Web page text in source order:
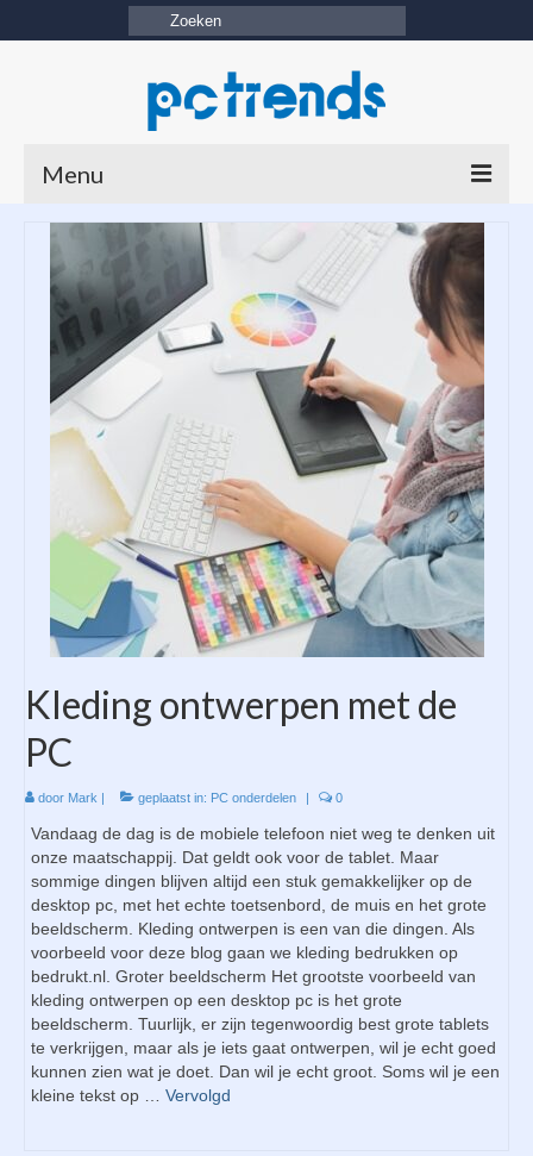
Zoeken
naar:
Menu
Linkpartners
Internet
Software
Hardware
Pc onderdelen
Netwerk
Tablets
Laptops
Blog
Kleding ontwerpen met de
PC
door Mark | geplaatst in: PC onderdelen | 0
Vandaag de dag is de mobiele telefoon niet weg te denken uit
onze maatschappij. Dat geldt ook voor de tablet. Maar
sommige dingen blijven altijd een stuk gemakkelijker op de
desktop pc, met het echte toetsenbord, de muis en het grote
beeldscherm. Kleding ontwerpen is een van die dingen. Als
voorbeeld voor deze blog gaan we kleding bedrukken op
bedrukt.nl. Groter beeldscherm Het grootste voorbeeld van
kleding ontwerpen op een desktop pc is het grote
beeldscherm. Tuurlijk, er zijn tegenwoordig best grote tablets
te verkrijgen, maar als je iets gaat ontwerpen, wil je echt goed
kunnen zien wat je doet. Dan wil je echt groot. Soms wil je een
kleine tekst op … Vervolgd